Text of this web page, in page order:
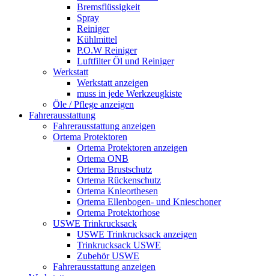
Bremsflüssigkeit
Spray
Reiniger
Kühlmittel
P.O.W Reiniger
Luftfilter Öl und Reiniger
Werkstatt
Werkstatt anzeigen
muss in jede Werkzeugkiste
Öle / Pflege anzeigen
Fahrerausstattung
Fahrerausstattung anzeigen
Ortema Protektoren
Ortema Protektoren anzeigen
Ortema ONB
Ortema Brustschutz
Ortema Rückenschutz
Ortema Knieorthesen
Ortema Ellenbogen- und Knieschoner
Ortema Protektorhose
USWE Trinkrucksack
USWE Trinkrucksack anzeigen
Trinkrucksack USWE
Zubehör USWE
Fahrerausstattung anzeigen